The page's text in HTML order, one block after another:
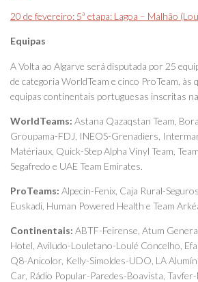
20 de fevereiro: 5ª etapa: Lagoa – Malhão
Equipas
A Volta ao Algarve será disputada por 25
de categoria WorldTeam e cinco ProTeam, às
equipas continentais portuguesas inscritas
WorldTeams: Astana Qazaqstan Team,
Groupama-FDJ, INEOS-Grenadiers,
Matériaux, Quick-Step Alpha Vinyl Team,
Segafredo e UAE Team Emirates.
ProTeams: Alpecin-Fenix, Caja Rural-
Euskadi, Human Powered Health e Team
Continentais: ABTF-Feirense, Atum
Hotel, Aviludo-Louletano-Loulé Concelho,
Q8-Anicolor, Kelly-Simoldes-UDO, LA
Car, Rádio Popular-Paredes-Boavista,